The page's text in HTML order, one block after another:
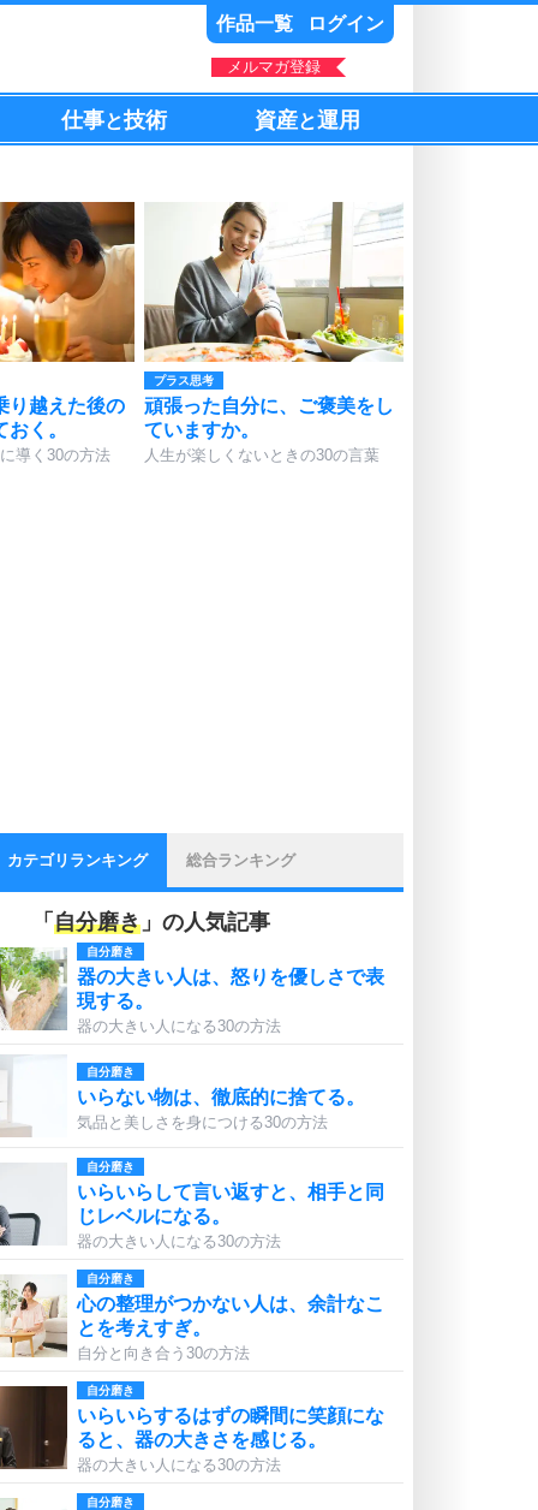
作品一覧 ログイン
メルマガ登録
仕事と技術 資産と運用
り越えた後の
く。
導く30の方法
プラス思考
頑張った自分に、ご褒美をし
ていますか。
人生が楽しくないときの30の言葉
カテゴリランキング 総合ランキング
「 自分磨き 」の人気記事
自分磨き
器の大きい人は、怒りを優しさで表
現する。
器の大きい人になる30の方法
自分磨き
いらない物は、徹底的に捨てる。
気品と美しさを身につける30の方法
自分磨き
いらいらして言い返すと、相手と同
じレベルになる。
器の大きい人になる30の方法
自分磨き
心の整理がつかない人は、余計なこ
とを考えすぎ。
自分と向き合う30の方法
自分磨き
いらいらするはずの瞬間に笑顔にな
ると、器の大きさを感じる。
器の大きい人になる30の方法
自分磨き